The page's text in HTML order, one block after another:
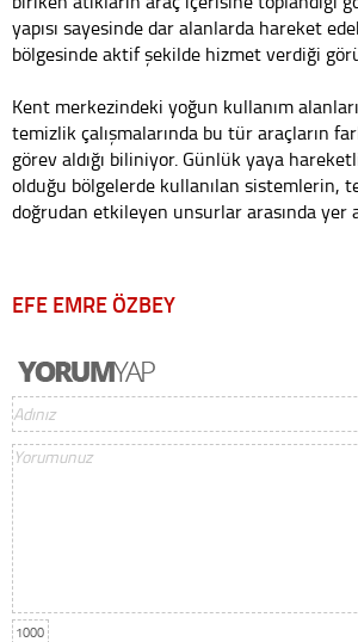
yapısı sayesinde dar alanlarda hareket
bölgesinde aktif şekilde hizmet verdiği
Kent merkezindeki yoğun kullanım
temizlik çalışmalarında bu tür araçların
görev aldığı biliniyor. Günlük yaya
olduğu bölgelerde kullanılan sistemlerin,
doğrudan etkileyen unsurlar arasında yer
EFE EMRE ÖZBEY
1000